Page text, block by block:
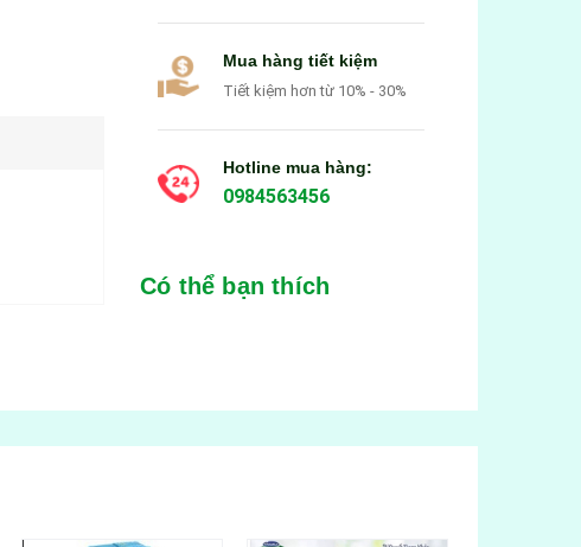
Mua hàng tiết kiệm
Tiết kiệm hơn từ 10% - 30%
Hotline mua hàng:
0984563456
Có thể bạn thích